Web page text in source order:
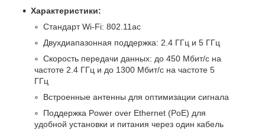
Характеристики:
Стандарт Wi-Fi: 802.11ac
Двухдиапазонная поддержка: 2.4 ГГц и 5 ГГц
Скорость передачи данных: до 450 Мбит/с на
частоте 2.4 ГГц и до 1300 Мбит/с на частоте 5
ГГц
Встроенные антенны для оптимизации сигнала
Поддержка Power over Ethernet (PoE) для
удобной установки и питания через один кабель